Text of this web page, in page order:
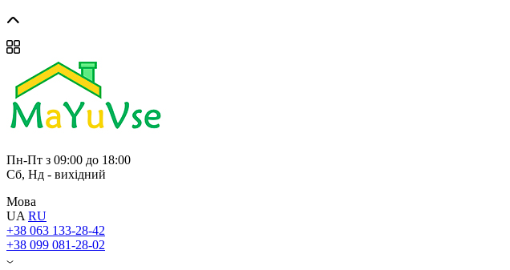
Пн-Пт з 09:00 до 18:00
Сб, Нд - вихідний
Мова
UA RU
+38 063 133-28-42
+38 099 081-28-02